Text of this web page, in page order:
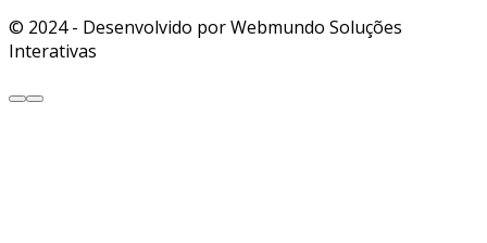
© 2024 - Desenvolvido por Webmundo Soluções
Interativas